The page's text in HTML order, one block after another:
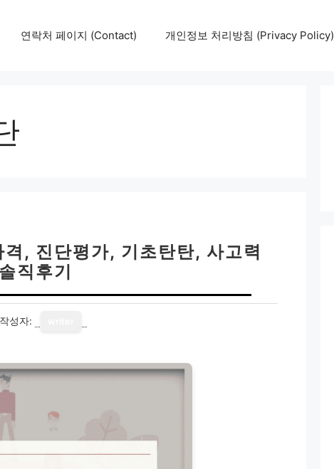
연락처 페이지 (Contact) 개인정보 처리방침 (Privacy Policy)
, 진단평가, 기초탄탄, 사고력
직후기
작성자: